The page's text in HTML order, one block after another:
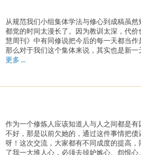
从规范我们小组集体学法与修心到成稿虽
都觉的时间太漫长了。因为教训太深，代价
慧周刊》中有同修说把今后的每一天都当作
那么对于我们这个集体来说，其实也是新一
更多 ...
作为一个修炼人应该知道人与人之间都是
不好，那是以前欠她的，通过这件事情把债
呀！这次交流，大家都有不同成度的提高，
了我一大堆人心，必须去掉妒嫉心、怨恨心